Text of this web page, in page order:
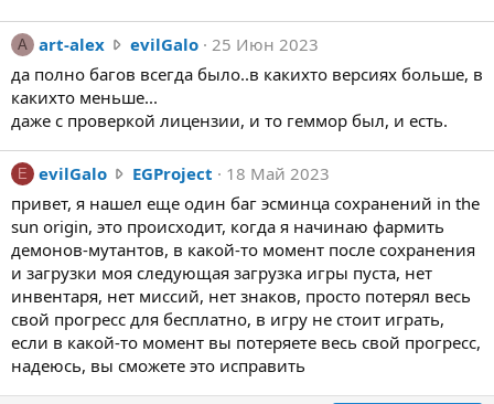
A art-alex evilGalo a
r
-
e
x
н
а
п
и
с
а
л
(
25 Июн 2023
да полно багов всегда было..в какихто версиях больше, в
какихто меньше...
даже с проверкой лицензии, и то геммор был, и есть.
E evilGalo EGProject e
v
i
l
G
a
l
o
н
18 Май 2023
привет, я нашел еще один баг эсминца сохранений in the
sun origin, это происходит, когда я начинаю фармить
демонов-мутантов, в какой-то момент после сохранения
и загрузки моя следующая загрузка игры пуста, нет
инвентаря, нет миссий, нет знаков, просто потерял весь
свой прогресс для бесплатно, в игру не стоит играть,
если в какой-то момент вы потеряете весь свой прогресс,
надеюсь, вы сможете это исправить